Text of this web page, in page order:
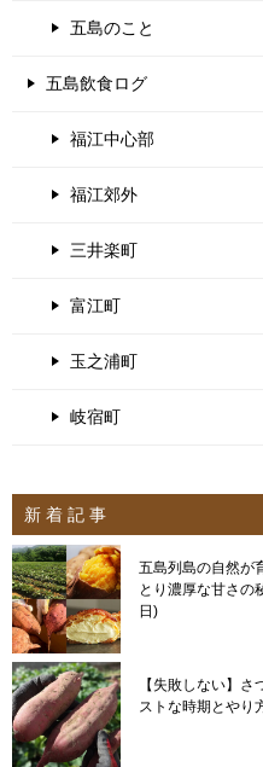
五島のこと
五島飲食ログ
福江中心部
福江郊外
三井楽町
富江町
玉之浦町
岐宿町
新 着 記 事
五島列島の自然が
とり濃厚な甘さの
日
【失敗しない】
ストな時期とやり